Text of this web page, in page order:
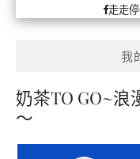
走走
我
奶茶TO GO~浪
～